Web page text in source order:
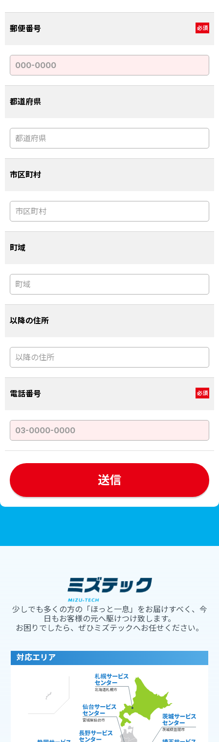
郵便番号 必須
都道府県
市区町村
町域
以降の住所
電話番号 必須
少しでも多くの方の「ほっと一息」をお届けすべく、今
日もお客様の元へ駆けつけ致します。
お困りでしたら、ぜひミズテックへお任せください。
対応エリア